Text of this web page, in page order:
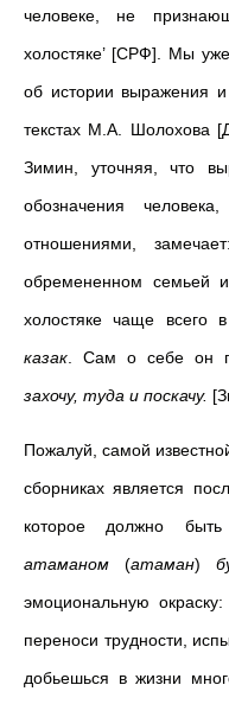
человеке, не
холостяке’ [СРФ]. Мы
об истории выражения и
текстах М.А. Шолохова
Зимин, уточняя, что
обозначения
отношениями,
обремененном семьей и
холостяке чаще всего
казак . Сам о себе он
захочу, туда и поскачу.
Пожалуй, самой
сборниках является
которое должно быть
атаманом(атаман)
эмоциональную
переноси трудности,
добьешься в жизни